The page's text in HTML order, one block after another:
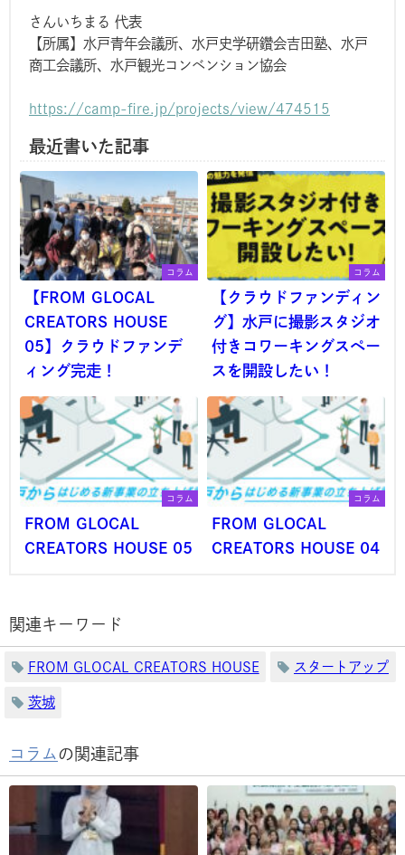
さんいちまる 代表
【所属】水戸青年会議所、水戸史学研鑽会吉田塾、水戸
商工会議所、水戸観光コンベンション協会
https://camp-fire.jp/projects/view/474515
最近書いた記事
コラム
【FROM GLOCAL
CREATORS HOUSE
05】クラウドファンデ
ィング完走！
コラム
【クラウドファンディン
グ】水戸に撮影スタジオ
付きコワーキングスペー
スを開設したい！
コラム
FROM GLOCAL
CREATORS HOUSE 05
コラム
FROM GLOCAL
CREATORS HOUSE 04
関連キーワード
FROM GLOCAL CREATORS HOUSE スタートアップ
茨城
コラム の関連記事